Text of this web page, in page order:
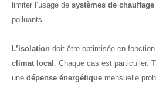
limiter l’usage de systèmes de chauffage
polluants.
L’isolation doit être optimisée en
climat local . Chaque cas est particulier.
une dépense énergétique mensuelle